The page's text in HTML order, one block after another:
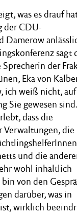
was es drauf
der CDU-
Damerow
sagt
der
Eka von
ich weiß nicht, auf
Sie gewesen sind.
dass die
die
und die
wohl inhaltlich
von den
darüber, was in
ist, wirklich